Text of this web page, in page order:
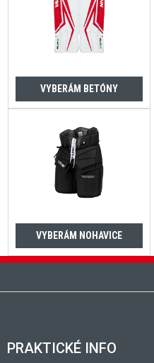
VYBERÁM BETÓNY
VYBERÁM NOHAVICE
PRAKTICKÉ INFO